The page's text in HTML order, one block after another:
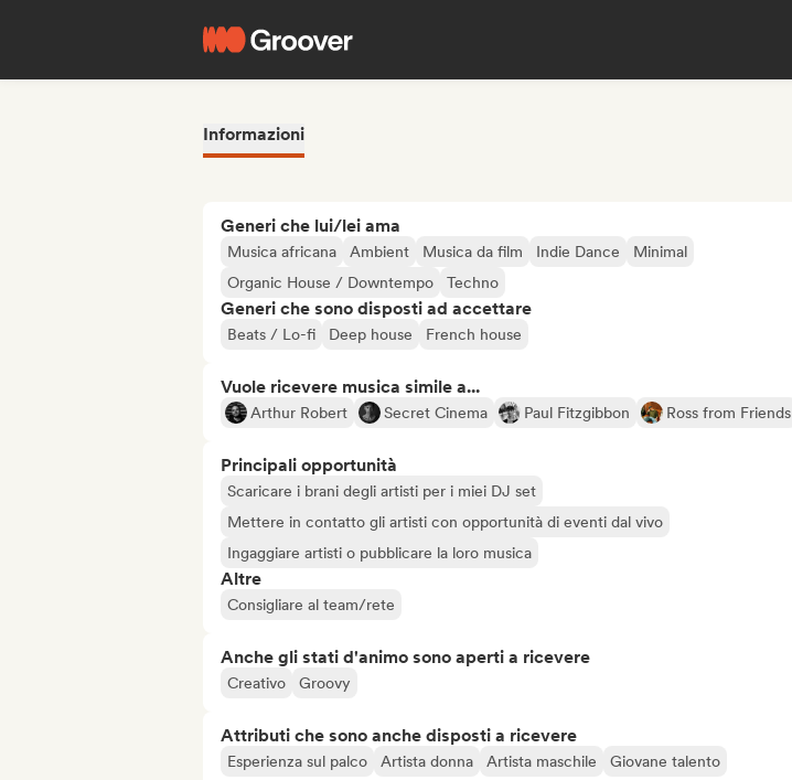
Informazioni
Generi che lui/lei ama
Musica africana Ambient Musica da film Indie Dance
Minimal
Organic House / Downtempo
Techno
Generi che sono disposti ad accettare
Beats / Lo-fi Deep house French house
Vuole ricevere musica simile a...
Arthur Robert Secret Cinema Paul Fitzgibbon Ross from Friends
Principali opportunità
Scaricare i brani degli artisti per i miei DJ set
Mettere in contatto gli artisti con opportunità di eventi dal vivo
Ingaggiare artisti o pubblicare la loro musica
Altre
Consigliare al team/rete
Anche gli stati d'animo sono aperti a ricevere
Creativo Groovy
Attributi che sono anche disposti a ricevere
Esperienza sul palco Artista donna Artista maschile Giovane talento